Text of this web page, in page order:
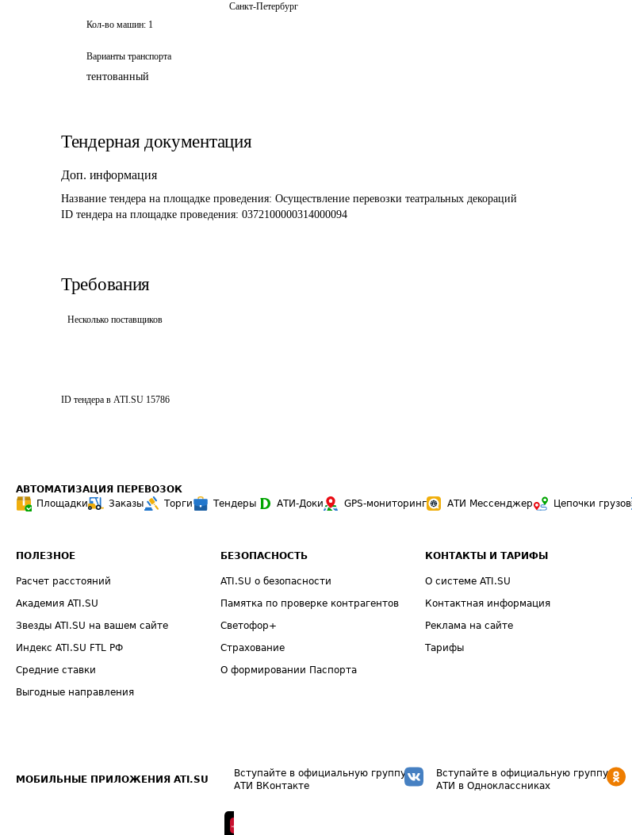
Санкт-Петербург
Кол-во машин: 1
Варианты транспорта
тентованный
Тендерная документация
Доп. информация
Название тендера на площадке проведения: Осуществление перевозки театральных декораций
ID тендера на площадке проведения: 0372100000314000094
Требования
Несколько поставщиков
ID тендера в ATI.SU 15786
АВТОМАТИЗАЦИЯ ПЕРЕВОЗОК
Площадки
Заказы Торги Тендеры АТИ-Доки GPS-мониторинг АТИ Мессенджер Цепочки грузов
ПОЛЕЗНОЕ
Расчет расстояний
Академия ATI.SU
Звезды ATI.SU на вашем сайте
Индекс ATI.SU FTL РФ
Средние ставки
Выгодные направления
БЕЗОПАСНОСТЬ
ATI.SU о безопасности
Памятка по проверке контрагентов
Светофор+
Страхование
О формировании Паспорта
КОНТАКТЫ И ТАРИФЫ
О системе ATI.SU
Контактная информация
Реклама на сайте
Тарифы
МОБИЛЬНЫЕ ПРИЛОЖЕНИЯ ATI.SU
Вступайте в официальную группу
АТИ ВКонтакте
Вступайте в официальную группу
АТИ в Одноклассниках